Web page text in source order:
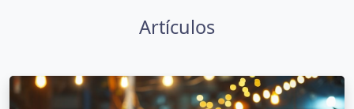
Artículos